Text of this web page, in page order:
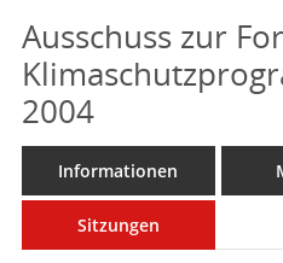
Ausschuss zur
2004
Informationen
Sitzungen